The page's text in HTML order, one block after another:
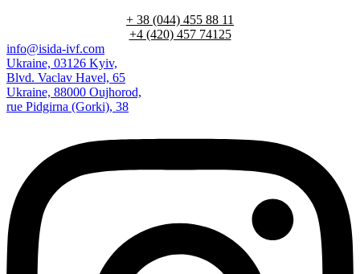
+ 38 (044) 455 88 11
+4 (420) 457 74125
info@isida-ivf.com
Ukraine, 03126 Kyiv,
Blvd. Vaclav Havel, 65
Ukraine, 88000 Oujhorod,
rue Pidgirna (Gorki), 38